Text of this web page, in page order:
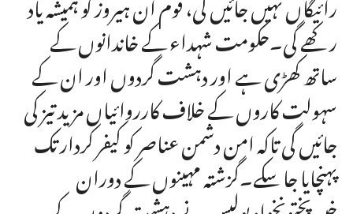
رکھے گی۔حکومت شہداء کے خاندانوں کے
ساتھ کھڑی ہے اور دہشت گردوں اور ان کے
سہولت کاروں کے خلاف کارروائیاں مزید تیز کی
جائیں گی تاکہ امن دشمن عناصر کو کیفر کردار تک
پہنچایا جا سکے۔گزشتہ مہینوں کے دوران